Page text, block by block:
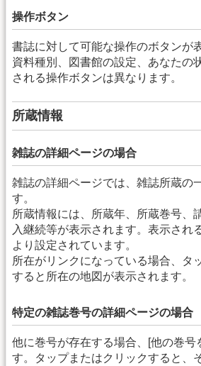
操作ボタン
書誌に対して可能な操作のボタンが
資料種別、図書館の設定、あなたの
される操作ボタンは異なります。
所蔵情報
雑誌の詳細ページの場合
雑誌の詳細ページでは、雑誌所蔵の
す。
所蔵情報には、所蔵年、所蔵巻号、
入継続等が表示されます。表示され
より設定されています。
所在がリンクになっている場合、タ
すると所在の地図が表示されます。
特定の雑誌巻号の詳細ページの場合
他に巻号が存在する場合、[他の巻号
す。タップまたはクリックすると、